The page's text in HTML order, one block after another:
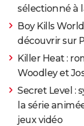
sélectionné à
Boy Kills
découvrir sur
Killer Heat :
Woodley et
Secret Level :
la série
jeux vidéo